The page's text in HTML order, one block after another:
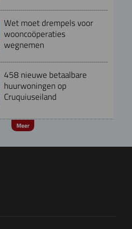
Wet moet drempels voor
wooncoöperaties
wegnemen
458 nieuwe betaalbare
huurwoningen op
Cruquiuseiland
Meer